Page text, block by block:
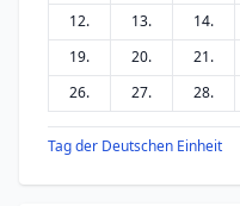
12.
13. 14.
19.
20. 21.
26.
27. 28.
Tag der Deutschen Einheit